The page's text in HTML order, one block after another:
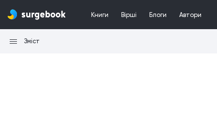
Книги Вірші Блоги Автори
Зміст